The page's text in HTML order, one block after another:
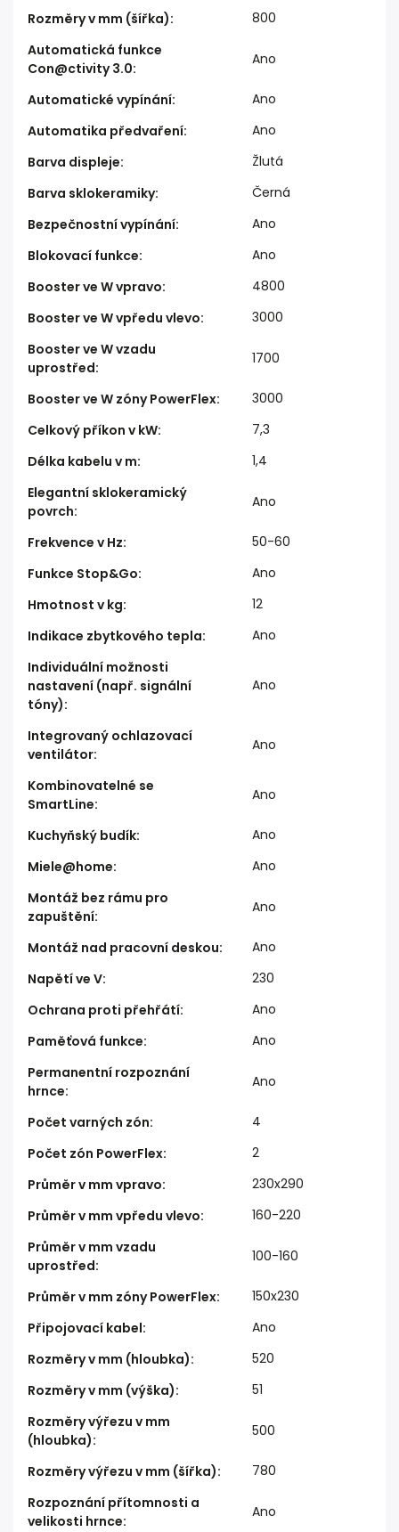
Rozměry v mm (šířka):
800
Automatická funkce
Con@ctivity 3.0:
Ano
Automatické vypínání:
Ano
Automatika předvaření:
Ano
Barva displeje:
Žlutá
Barva sklokeramiky:
Černá
Bezpečnostní vypínání:
Ano
Blokovací funkce:
Ano
Booster ve W vpravo:
4800
Booster ve W vpředu vlevo:
3000
Booster ve W vzadu
uprostřed:
1700
Booster ve W zóny PowerFlex:
3000
Celkový příkon v kW:
7,3
Délka kabelu v m:
1,4
Elegantní sklokeramický
povrch:
Ano
Frekvence v Hz:
50-60
Funkce Stop&Go:
Ano
Hmotnost v kg:
12
Indikace zbytkového tepla:
Ano
Individuální možnosti
nastavení (např. signální
tóny):
Ano
Integrovaný ochlazovací
ventilátor:
Ano
Kombinovatelné se
SmartLine:
Ano
Kuchyňský budík:
Ano
Miele@home:
Ano
Montáž bez rámu pro
zapuštění:
Ano
Montáž nad pracovní deskou:
Ano
Napětí ve V:
230
Ochrana proti přehřátí:
Ano
Paměťová funkce:
Ano
Permanentní rozpoznání
hrnce:
Ano
Počet varných zón:
4
Počet zón PowerFlex:
2
Průměr v mm vpravo:
230x290
Průměr v mm vpředu vlevo:
160-220
Průměr v mm vzadu
uprostřed:
100-160
Průměr v mm zóny PowerFlex:
150x230
Připojovací kabel:
Ano
Rozměry v mm (hloubka):
520
Rozměry v mm (výška):
51
Rozměry výřezu v mm
(hloubka):
500
Rozměry výřezu v mm (šířka):
780
Rozpoznání přítomnosti a
velikosti hrnce:
Ano